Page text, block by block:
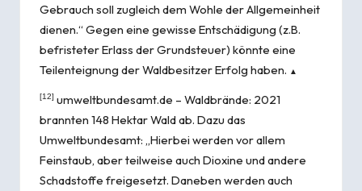
Gebrauch soll zugleich dem Wohle der Allgemeinheit
dienen.“ Gegen eine gewisse Entschädigung (z.B.
befristeter Erlass der Grundsteuer) könnte eine
Teilenteignung der Waldbesitzer Erfolg haben. ▲
[12] umweltbundesamt.de – Waldbrände: 2021
brannten 148 Hektar Wald ab. Dazu das
Umweltbundesamt: „Hierbei werden vor allem
Feinstaub, aber teilweise auch ⁠Dioxine⁠ und andere
Schadstoffe freigesetzt. Daneben werden auch